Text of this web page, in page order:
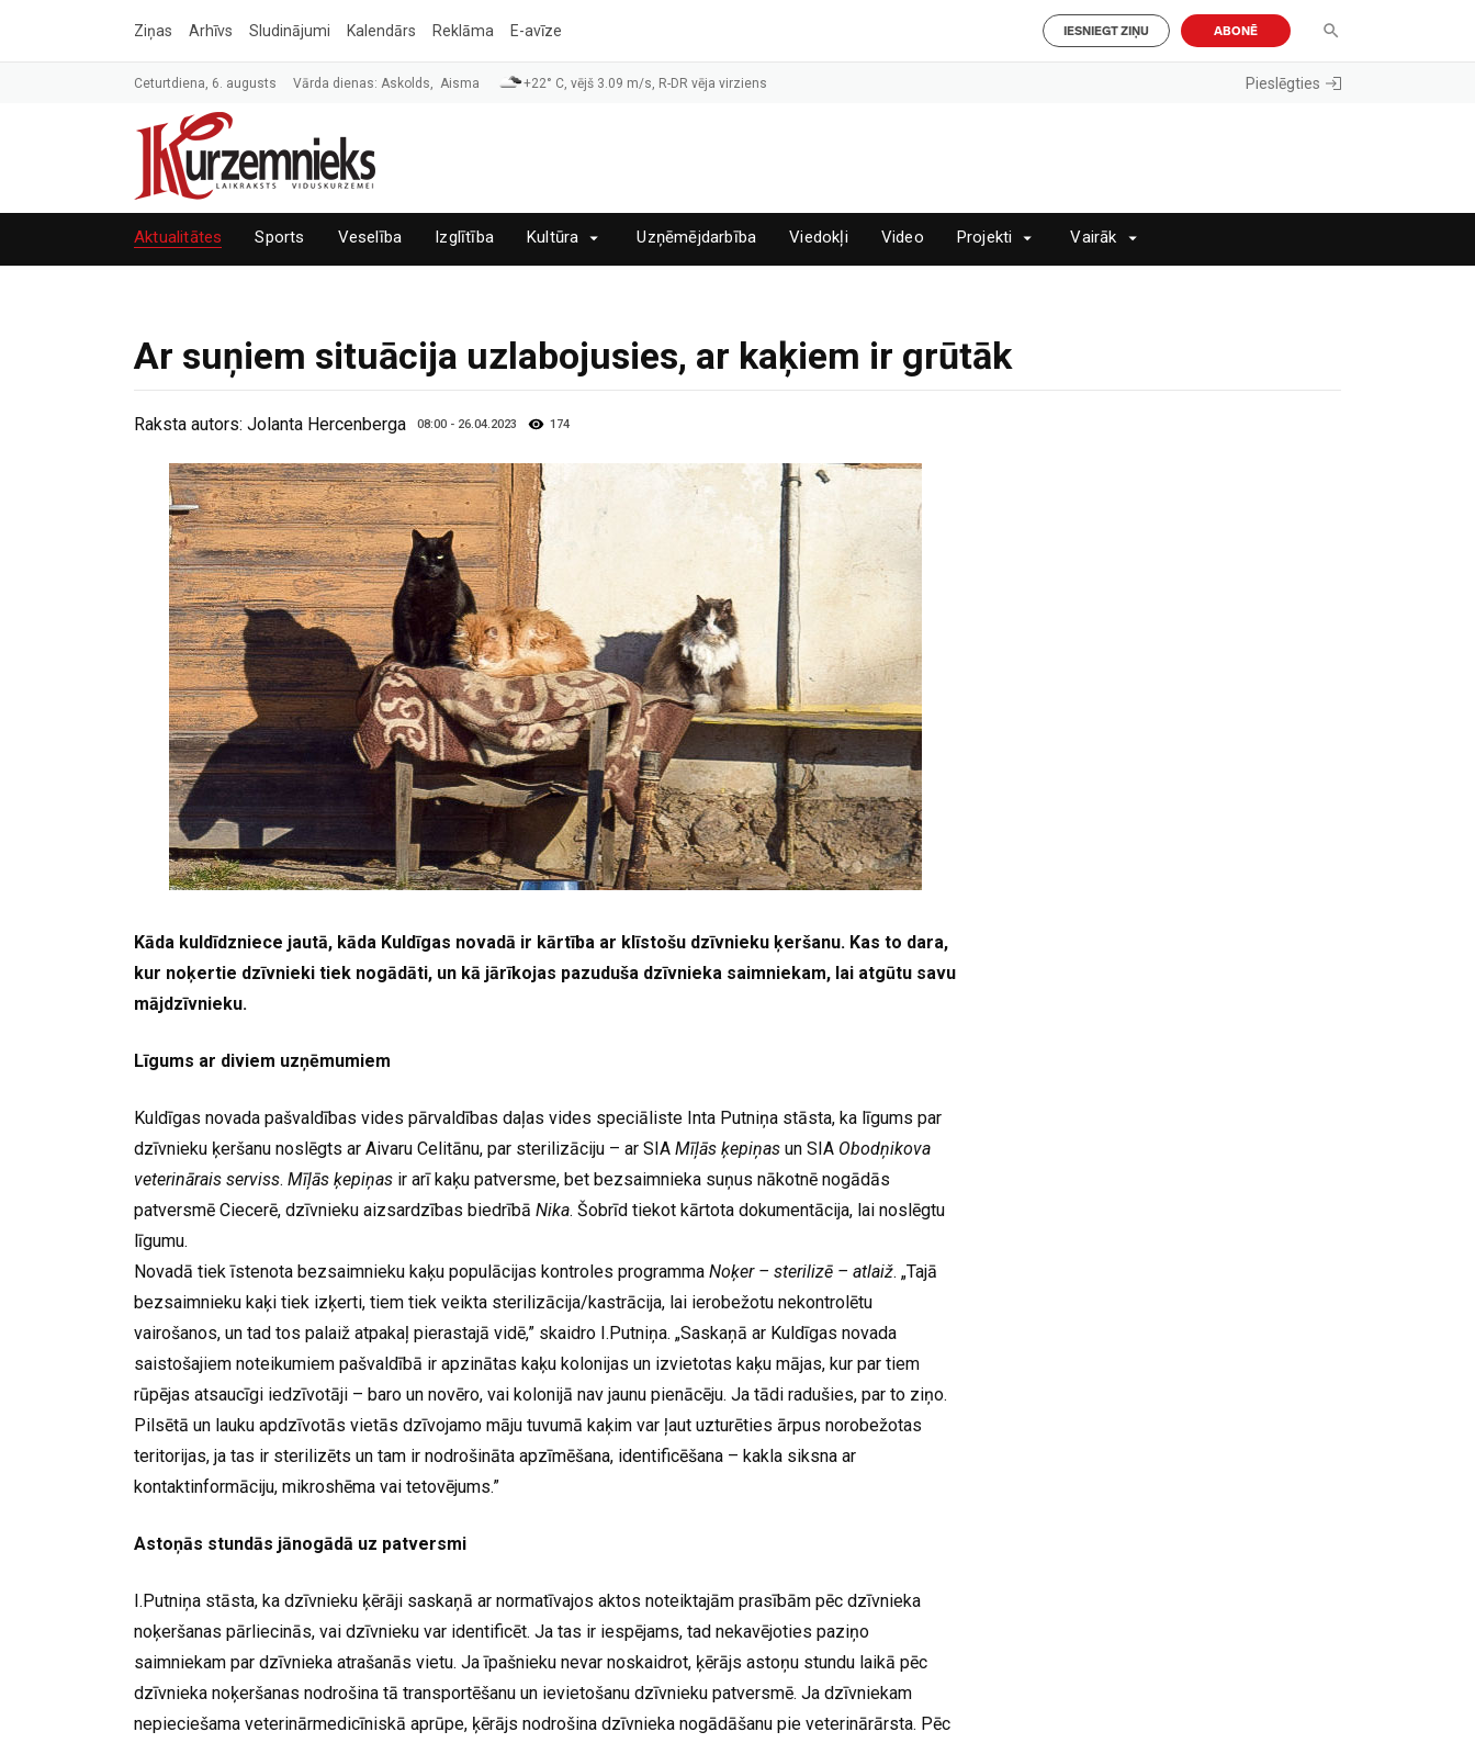
Ziņas Arhīvs Sludinājumi Kalendārs Reklāma E-avīze IESNIEGT ZIŅU ABONĒ
Ceturtdiena, 6. augusts Vārda dienas: Askolds, Aisma +22° C, vējš 3.09 m/s, R-DR vēja virziens Pieslēgties
Aktualitātes Sports Veselība Izglītība Kultūra Uzņēmējdarbība Viedokļi Video Projekti Vairāk
Ar suņiem situācija uzlabojusies, ar kaķiem ir grūtāk
Raksta autors: Jolanta Hercenberga 08:00 - 26.04.2023 174
Kāda kuldīdzniece jautā, kāda Kuldīgas novadā ir kārtība ar klīstošu dzīvnieku ķeršanu. Kas to dara,
kur noķertie dzīvnieki tiek nogādāti, un kā jārīkojas pazuduša dzīvnieka saimniekam, lai atgūtu savu
mājdzīvnieku.
Līgums ar diviem uzņēmumiem
Kuldīgas novada pašvaldības vides pārvaldības daļas vides speciāliste Inta Putniņa stāsta, ka līgums par
dzīvnieku ķeršanu noslēgts ar Aivaru Celitānu, par sterilizāciju – ar SIA Mīļās ķepiņas un SIA Obodņikova
veterinārais serviss. Mīļās ķepiņas ir arī kaķu patversme, bet bezsaimnieka suņus nākotnē nogādās
patversmē Ciecerē, dzīvnieku aizsardzības biedrībā Nika. Šobrīd tiekot kārtota dokumentācija, lai noslēgtu
līgumu.
Novadā tiek īstenota bezsaimnieku kaķu populācijas kontroles programma Noķer – sterilizē – atlaiž. „Tajā
bezsaimnieku kaķi tiek izķerti, tiem tiek veikta sterilizācija/kastrācija, lai ierobežotu nekontrolētu
vairošanos, un tad tos palaiž atpakaļ pierastajā vidē,” skaidro I.Putniņa. „Saskaņā ar Kuldīgas novada
saistošajiem noteikumiem pašvaldībā ir apzinātas kaķu kolonijas un izvietotas kaķu mājas, kur par tiem
rūpējas atsaucīgi iedzīvotāji – baro un novēro, vai kolonijā nav jaunu pienācēju. Ja tādi radušies, par to ziņo.
Pilsētā un lauku apdzīvotās vietās dzīvojamo māju tuvumā kaķim var ļaut uzturēties ārpus norobežotas
teritorijas, ja tas ir sterilizēts un tam ir nodrošināta apzīmēšana, identificēšana – kakla siksna ar
kontaktinformāciju, mikroshēma vai tetovējums.”
Astoņās stundās jānogādā uz patversmi
I.Putniņa stāsta, ka dzīvnieku ķērāji saskaņā ar normatīvajos aktos noteiktajām prasībām pēc dzīvnieka
noķeršanas pārliecinās, vai dzīvnieku var identificēt. Ja tas ir iespējams, tad nekavējoties paziņo
saimniekam par dzīvnieka atrašanās vietu. Ja īpašnieku nevar noskaidrot, ķērājs astoņu stundu laikā pēc
dzīvnieka noķeršanas nodrošina tā transportēšanu un ievietošanu dzīvnieku patversmē. Ja dzīvniekam
nepieciešama veterinārmedicīniskā aprūpe, ķērājs nodrošina dzīvnieka nogādāšanu pie veterinārārsta. Pēc